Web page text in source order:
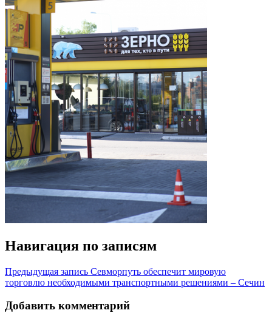
Навигация по записям
Предыдущая запись Севморпуть обеспечит мировую
торговлю необходимыми транспортными решениями – Сечин
Добавить комментарий